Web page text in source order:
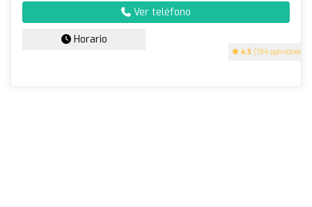
4.5 (194 opiniones)
Ver teléfono
Horario